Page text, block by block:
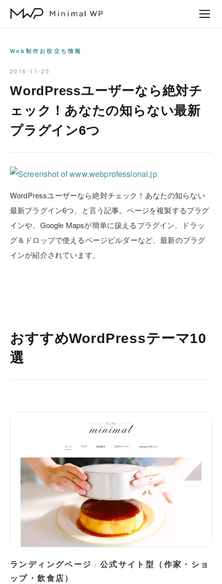
Web制作お役立ち情報
2016-11-25
WordPressユーザーなら絶対チ
ェック！あなたの知らない最新
プラグイン6つ
WordPressユーザーなら絶対チェック！あなたの知らない
最新プラグイン6つ、と言う記事。ページを複製するプラグ
インや、Google Mapsが簡単に扱えるプラグイン、ドラッ
グ＆ドロップで使えるページビルダーなど、最新のプラグ
インが紹介されています。
おすすめWordPressテーマ10
選
ランディングページ / 公式サイト型（作家・ショ
ップ・飲食店）